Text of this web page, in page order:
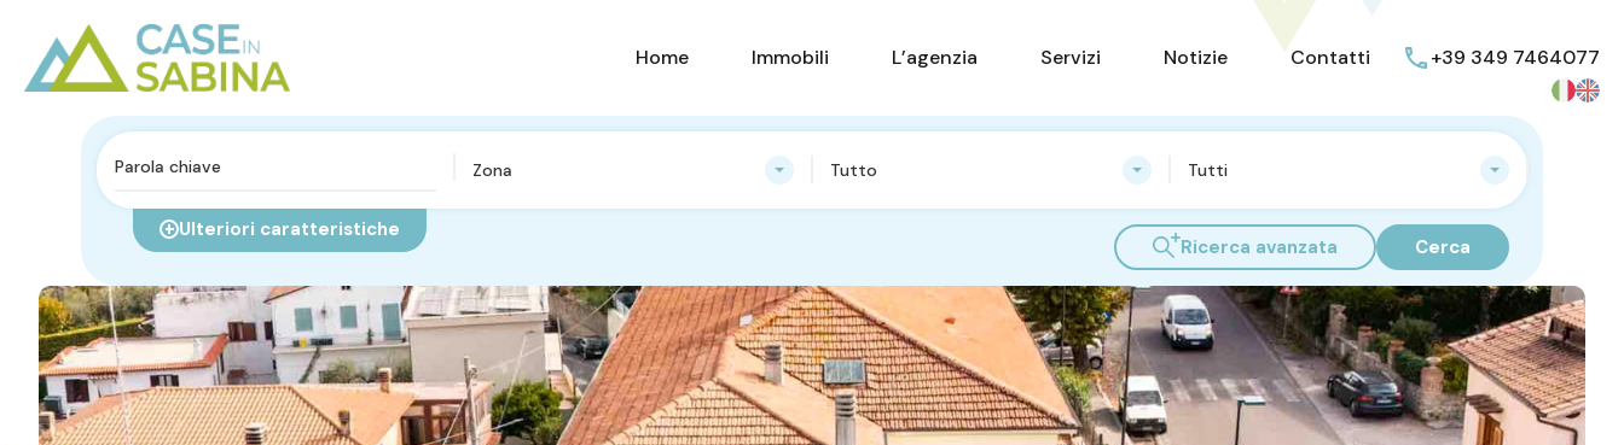
Immobili L’agenzia Servizi Notizie Contatti
Home Immobili L’agenzia Servizi Notizie Contatti +39 349 7464077
Zona Tutto Tutti
Ulteriori caratteristiche
Ricerca avanzata Cerca